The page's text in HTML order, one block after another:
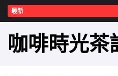
最新
咖啡時光茶